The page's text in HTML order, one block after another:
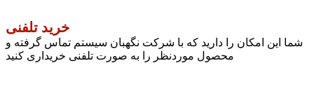
خرید تلفنی
شما این امکان را دارید که با شرکت نگهبان سیستم تماس گرفته و
محصول موردنظر را به صورت تلفنی خریداری کنید